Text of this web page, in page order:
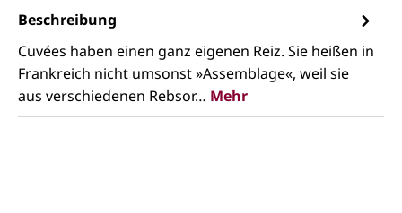
Beschreibung
Cuvées haben einen ganz eigenen Reiz. Sie heißen in
Frankreich nicht umsonst »Assemblage«, weil sie
aus verschiedenen Rebsor… Mehr